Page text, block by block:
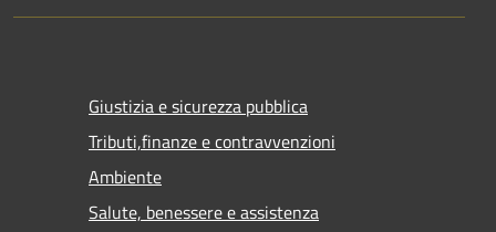
Giustizia e sicurezza pubblica
Tributi,finanze e contravvenzioni
Ambiente
Salute, benessere e assistenza